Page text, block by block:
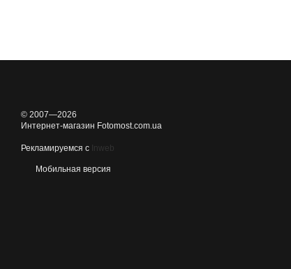
© 2007—2026
Интернет-магазин Fotomost.com.ua
Рекламируемся с Inweb
Мобильная версия